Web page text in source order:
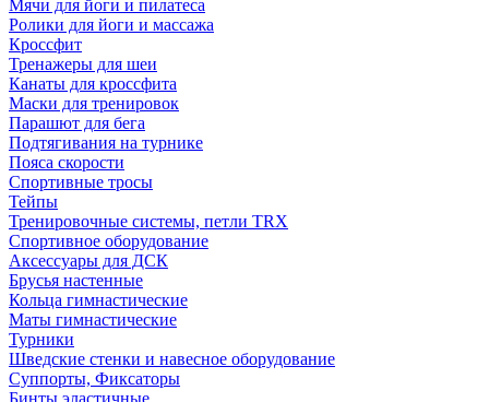
Мячи для йоги и пилатеса
Ролики для йоги и массажа
Кроссфит
Тренажеры для шеи
Канаты для кроссфита
Маски для тренировок
Парашют для бега
Подтягивания на турнике
Пояса скорости
Спортивные тросы
Тейпы
Тренировочные системы, петли TRX
Спортивное оборудование
Аксессуары для ДСК
Брусья настенные
Кольца гимнастические
Маты гимнастические
Турники
Шведские стенки и навесное оборудование
Суппорты, Фиксаторы
Бинты эластичные